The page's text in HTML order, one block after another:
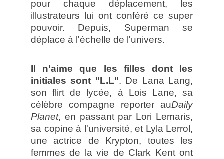
pour chaque déplacement, les
illustrateurs lui ont conféré ce super
pouvoir. Depuis, Superman se
déplace à l'échelle de l'univers.
Il n'aime que les filles dont les
initiales sont "L.L". De Lana Lang,
son flirt de lycée, à Lois Lane, sa
célèbre compagne reporter auDaily
Planet, en passant par Lori Lemaris,
sa copine à l'université, et Lyla Lerrol,
une actrice de Krypton, toutes les
femmes de la vie de Clark Kent ont